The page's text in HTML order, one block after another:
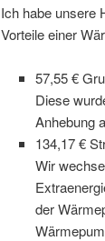
Ich habe unsere
Vorteile einer
57,55 €
Diese
Anhebung
134,17 €
Wir
der